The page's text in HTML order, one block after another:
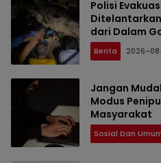
Polisi
dari Dalam
Berita 2026-
Jangan
Modus
Masyarakat
Sosial Dan